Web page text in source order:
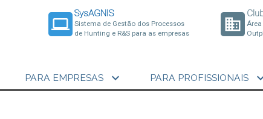
laptop
SysAGNIS
Sistema de Gestão dos Processos
de Hunting e R&S para as empresas
business
PARA EMPRESAS expand_more PARA PROFISSIONAIS